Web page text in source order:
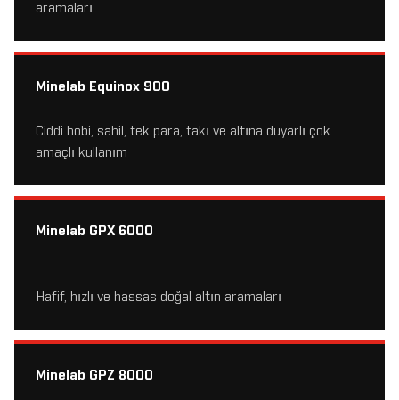
aramaları
Minelab Equinox 900
Ciddi hobi, sahil, tek para, takı ve altına duyarlı çok
amaçlı kullanım
Minelab GPX 6000
Hafif, hızlı ve hassas doğal altın aramaları
Minelab GPZ 8000